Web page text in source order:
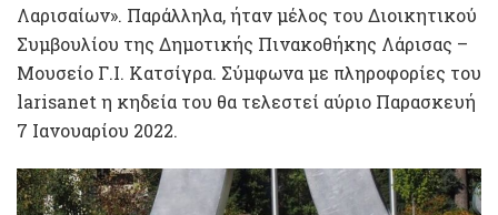
Λαρισαίων». Παράλληλα, ήταν μέλος του Διοικητικού
Συμβουλίου της Δημοτικής Πινακοθήκης Λάρισας –
Μουσείο Γ.Ι. Κατσίγρα. Σύμφωνα με πληροφορίες του
larisanet η κηδεία του θα τελεστεί αύριο Παρασκευή
7 Ιανουαρίου 2022.